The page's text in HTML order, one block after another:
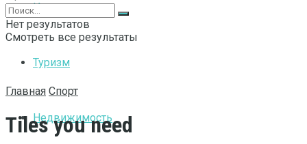
Интернет
Туризм
Недвижимость
Нет результатов
Смотреть все результаты
Главная Спорт
Tiles you need